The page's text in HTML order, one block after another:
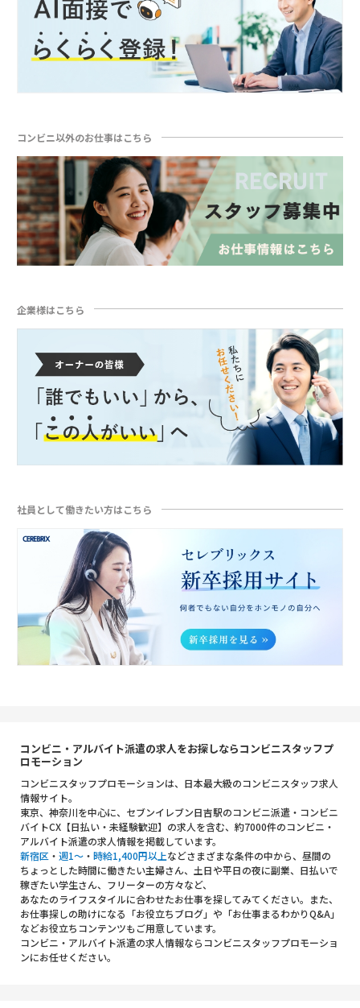
コンビニ以外のお仕事はこちら
企業様はこちら
社員として働きたい方はこちら
コンビニ・アルバイト派遣の求人をお探しならコンビニスタッフプ
ロモーション
コンビニスタッフプロモーションは、日本最大級のコンビニスタッフ求人
情報サイト。
東京、神奈川を中心に、セブンイレブン日吉駅のコンビニ派遣・コンビニ
バイトCX【日払い・未経験歓迎】の求人を含む、約7000件のコンビニ・
アルバイト派遣の求人情報を掲載しています。
新宿区 ・ 週1～ ・ 時給1,400円以上などさまざまな条件の中から、昼間の
ちょっとした時間に働きたい主婦さん、土日や平日の夜に副業、日払いで
稼ぎたい学生さん、フリーターの方々など、
あなたのライフスタイルに合わせたお仕事を探してみてください。また、
お仕事探しの助けになる「お役立ちブログ」や「お仕事まるわかりQ&A」
などお役立ちコンテンツもご用意しています。
コンビニ・アルバイト派遣の求人情報ならコンビニスタッフプロモーショ
ンにお任せください。